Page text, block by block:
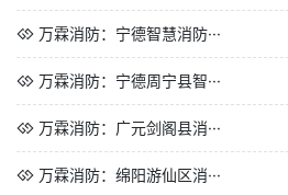
万霖消防：宁德智慧消防···
万霖消防：宁德周宁县智···
万霖消防：广元剑阁县消···
万霖消防：绵阳游仙区消···